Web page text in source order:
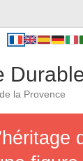
la Provence